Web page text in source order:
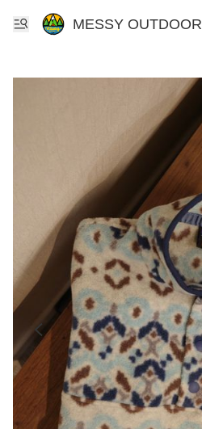
MESSY OUTDOOR